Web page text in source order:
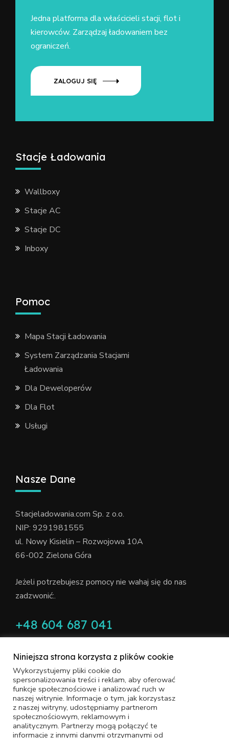
Jedna platforma dla właścicieli stacji, flot i
kierowców. Zarządzaj ładowaniem bez
ograniczeń.
ZALOGUJ SIĘ
Stacje Ładowania
Wallboxy
Stacje AC
Stacje DC
Inboxy
Pomoc
Mapa Stacji Ładowania
System Zarządzania Stacjami
Ładowania
Dla Deweloperów
Dla Flot
Usługi
Nasze Dane
Stacjeladowania.com Sp. z o.o.
NIP: 9291981555
ul. Nowy Kisielin – Rozwojowa 10A
66-002 Zielona Góra
Jeżeli potrzebujesz pomocy nie wahaj się do nas
zadzwonić:.
+48 604 687 041
Polityka Prywatności
Ochrona Danych Osobowych
Copyright © 2022 STACJELADOWANIA.COM Wszelkie
prawa zastrzeżone. WithlovebyPracownia Kresek
Niniejsza strona korzysta z plików cookie
Wykorzystujemy pliki cookie do
spersonalizowania treści i reklam, aby oferować
funkcje społecznościowe i analizować ruch w
naszej witrynie. Informacje o tym, jak korzystasz
z naszej witryny, udostępniamy partnerom
społecznościowym, reklamowym i
analitycznym. Partnerzy mogą połączyć te
informacje z innymi danymi otrzymanymi od